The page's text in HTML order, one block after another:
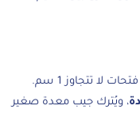
، ويُترك جيب معدة صغير